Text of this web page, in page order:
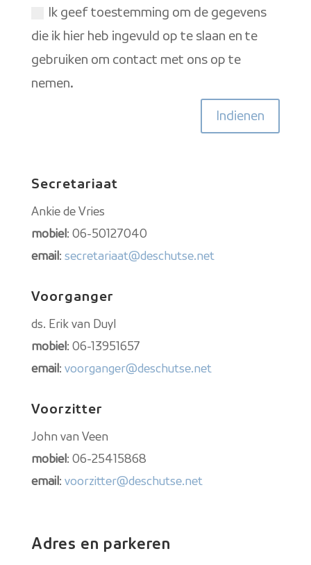
Ik geef toestemming om de gegevens
die ik hier heb ingevuld op te slaan en te
gebruiken om contact met ons op te
nemen.
Indienen
Secretariaat
Ankie de Vries
mobiel : 06-50127040
email : secretariaat@deschutse.net
Voorganger
ds. Erik van Duyl
mobiel : 06-13951657
email : voorganger@deschutse.net
Voorzitter
John van Veen
mobiel : 06-25415868
email : voorzitter@deschutse.net
Adres en parkeren